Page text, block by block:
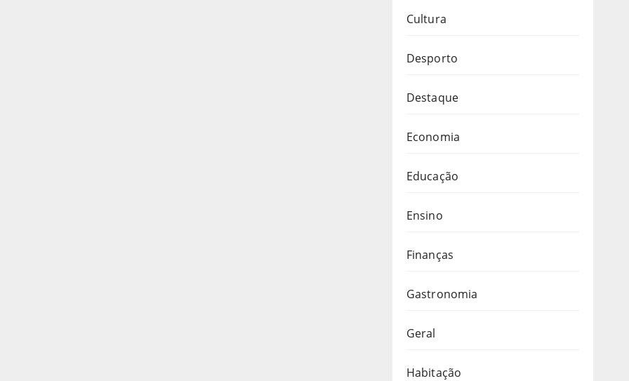
Cultura
Desporto
Destaque
Economia
Educação
Ensino
Finanças
Gastronomia
Geral
Habitação